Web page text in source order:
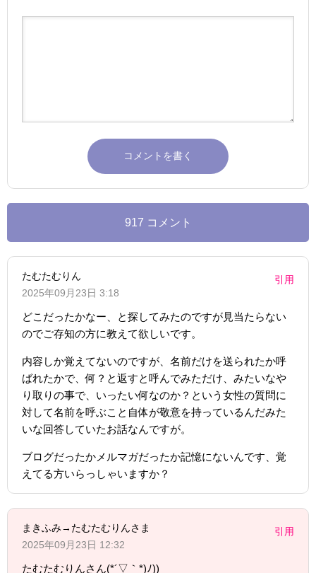
917 コメント
たむたむりん
2025年09月23日 3:18
引用
どこだったかなー、と探してみたのですが見当たらない
のでご存知の方に教えて欲しいです。
内容しか覚えてないのですが、名前だけを送られたか呼
ばれたかで、何？と返すと呼んでみただけ、みたいなや
り取りの事で、いったい何なのか？という女性の質問に
対して名前を呼ぶこと自体が敬意を持っているんだみた
いな回答していたお話なんですが。
ブログだったかメルマガだったか記憶にないんです、覚
えてる方いらっしゃいますか？
まきふみ→たむたむりんさま
2025年09月23日 12:32
引用
たむたむりんさん(*´▽｀*)ﾉ))